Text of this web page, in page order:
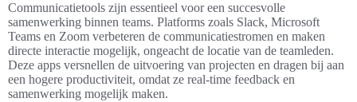
Communicatietools zijn essentieel voor een succesvolle
samenwerking binnen teams. Platforms zoals Slack, Microsoft
Teams en Zoom verbeteren de communicatiestromen en maken
directe interactie mogelijk, ongeacht de locatie van de teamleden.
Deze apps versnellen de uitvoering van projecten en dragen bij aan
een hogere productiviteit, omdat ze real-time feedback en
samenwerking mogelijk maken.